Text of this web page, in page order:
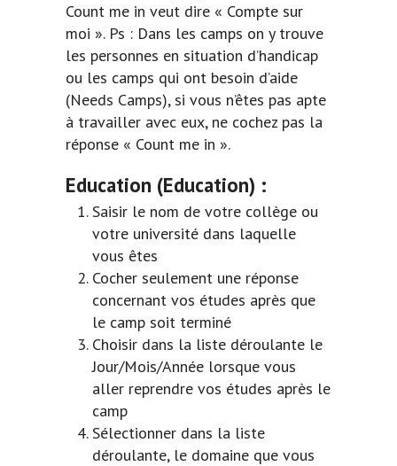
Count me in veut dire « Compte sur
moi ». Ps : Dans les camps on y trouve
les personnes en situation d’handicap
ou les camps qui ont besoin d’aide
(Needs Camps), si vous n’êtes pas apte
à travailler avec eux, ne cochez pas la
réponse « Count me in ».
Education (Education) :
Saisir le nom de votre collège ou
votre université dans laquelle
vous êtes
Cocher seulement une réponse
concernant vos études après que
le camp soit terminé
Choisir dans la liste déroulante le
Jour/Mois/Année lorsque vous
aller reprendre vos études après le
camp
Sélectionner dans la liste
déroulante, le domaine que vous